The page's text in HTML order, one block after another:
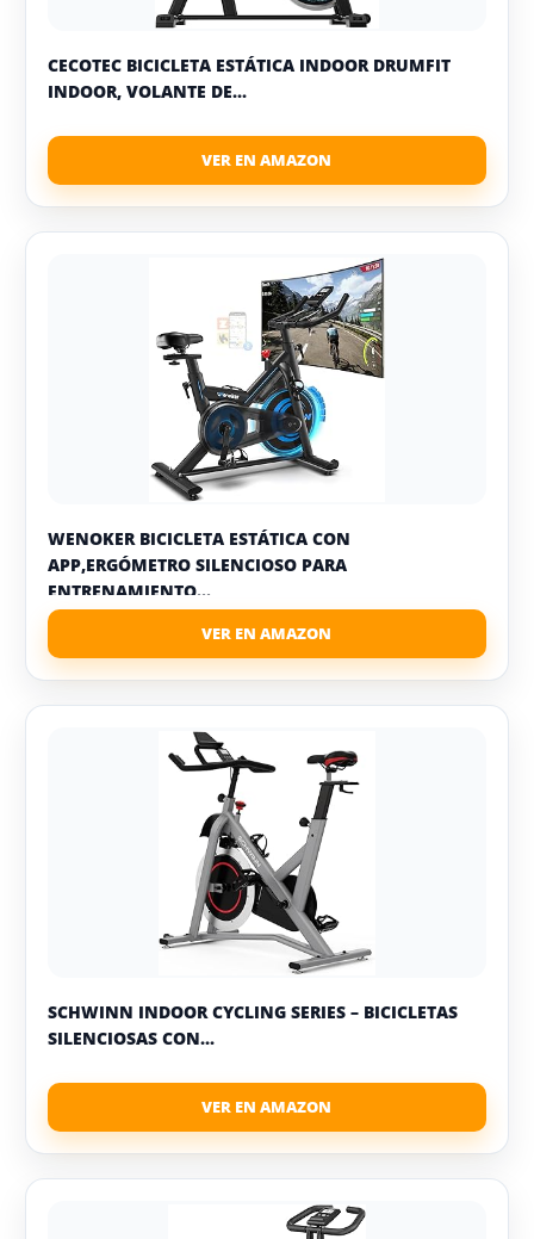
CECOTEC BICICLETA ESTÁTICA INDOOR DRUMFIT
INDOOR, VOLANTE DE...
WENOKER BICICLETA ESTÁTICA CON
APP,ERGÓMETRO SILENCIOSO PARA
ENTRENAMIENTO...
SCHWINN INDOOR CYCLING SERIES – BICICLETAS
SILENCIOSAS CON...